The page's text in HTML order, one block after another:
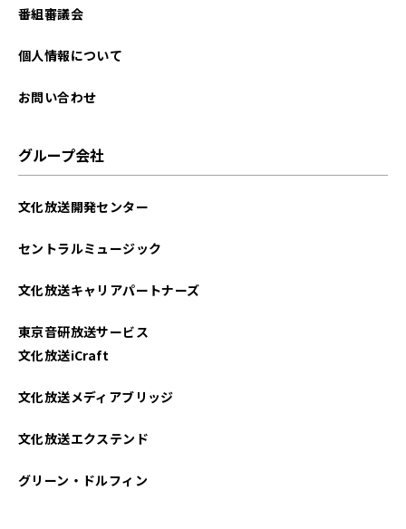
2022年12月
2022年01月
番組審議会
個人情報について
お問い合わせ
グループ会社
文化放送開発センター
セントラルミュージック
文化放送キャリアパートナーズ
東京音研放送サービス
文化放送iCraft
文化放送メディアブリッジ
文化放送エクステンド
グリーン・ドルフィン